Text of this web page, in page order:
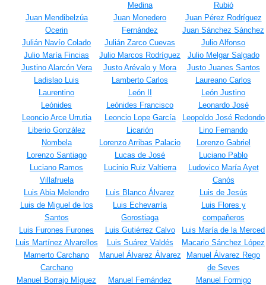
Medina
Rubió
Juan Mendibelzúa
Ocerin
Juan Monedero
Fernández
Juan Pérez Rodríguez
Juan Sánchez Sánchez
Julián Navío Colado
Julián Zarco Cuevas
Julio Alfonso
Julio María Fincias
Julio Marcos Rodríguez
Julio Melgar Salgado
Justino Alarcón Vera
Justo Arévalo y Mora
Justo Juanes Santos
Ladislao Luis
Lamberto Carlos
Laureano Carlos
Laurentino
León II
León Justino
Leónides
Leónides Francisco
Leonardo José
Leoncio Arce Urrutia
Leoncio Lope García
Leopoldo José Redondo
Liberio González
Nombela
Licarión
Lino Fernando
Lorenzo Arribas Palacio
Lorenzo Gabriel
Lorenzo Santiago
Lucas de José
Luciano Pablo
Luciano Ramos
Villafruela
Lucinio Ruiz Valtierra
Ludovico María Ayet
Canós
Luis Abia Melendro
Luis Blanco Álvarez
Luis de Jesús
Luis de Miguel de los
Santos
Luis Echevarría
Gorostiaga
Luis Flores y
compañeros
Luis Furones Furones
Luis Gutiérrez Calvo
Luis María de la Merced
Luis Martínez Alvarellos
Luis Suárez Valdés
Macario Sánchez López
Mamerto Carchano
Carchano
Manuel Álvarez Álvarez
Manuel Álvarez Rego
de Seves
Manuel Borrajo Míguez
Manuel Fernández
Manuel Formigo